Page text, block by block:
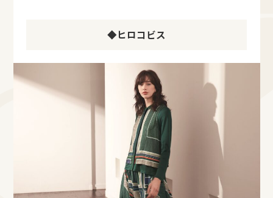
◆ヒロコビス